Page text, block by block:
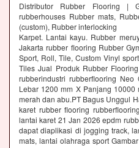
Distributor Rubber Flooring |
rubberhouses Rubber mats,
(custom), Rubber interlocking
Karpet. Lantai kayu. Rubber
Jakarta rubber flooring Rubber
Sport, Roll, Tile, Custom Vinyl
Tiles Jual Produk Rubber
rubberindustri rubberflooring
Lebar 1200 mm X Panjang 10000
merah dan abu.PT Bagus Unggul
karet rubber flooring
lantai karet 21 Jan 2026 epdm
dapat diaplikasi di jogging track,
mats, lantai olahraga sport